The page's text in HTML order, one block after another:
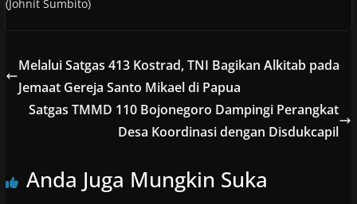
(Johnit Sumbito)
Melalui Satgas 413 Kostrad, TNI Bagikan Alkitab pada
Jemaat Gereja Santo Mikael di Papua
Satgas TMMD 110 Bojonegoro Dampingi Perangkat
Desa Koordinasi dengan Disdukcapil
Anda Juga Mungkin Suka